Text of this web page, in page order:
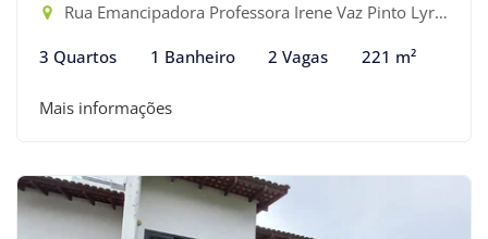
Rua Emancipadora Professora Irene Vaz Pinto Lyra - Indaiá, Bertioga-SP
3 Quartos 1 Banheiro 2 Vagas 221 m²
Mais informações